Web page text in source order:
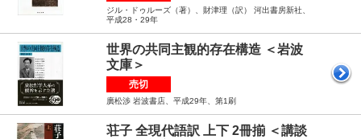
ジル・ドゥルーズ（著）、財津理（訳） 河出書房新社、
平成28・29年
世界の共同主観的存在構造 ＜岩波
文庫＞
売切
廣松渉 岩波書店、平成29年、第1刷
荘子 全現代語訳 上下 2冊揃 ＜講談